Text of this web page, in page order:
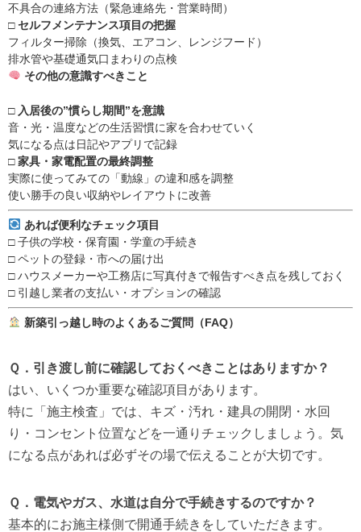
不具合の連絡方法（緊急連絡先・営業時間）
□セルフメンテナンス項目の把握
フィルター掃除（換気、エアコン、レンジフード）
排水管や基礎通気口まわりの点検
その他の意識すべきこと
□ 入居後の”慣らし期間”を意識
音・光・温度などの生活習慣に家を合わせていく
気になる点は日記やアプリで記録
□家具・家電配置の最終調整
実際に使ってみての「動線」の違和感を調整
使い勝手の良い収納やレイアウトに改善
あれば便利なチェック項目
□ 子供の学校・保育園・学童の手続き
□ ペットの登録・市への届け出
□ ハウスメーカーや工務店に写真付きで報告すべき点を残しておく
□ 引越し業者の支払い・オプションの確認
新築引っ越し時のよくあるご質問（FAQ）
Ｑ．引き渡し前に確認しておくべきことはありますか？
はい、いくつか重要な確認項目があります。
特に「施主検査」では、キズ・汚れ・建具の開閉・水回
り・コンセント位置などを一通りチェックしましょう。気
になる点があれば必ずその場で伝えることが大切です。
Ｑ．電気やガス、水道は自分で手続きするのですか？
基本的にお施主様側で開通手続きをしていただきます。